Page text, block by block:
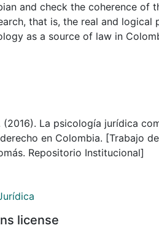
and check the coherence of
that is, the real and logical
as a source of law in
(2016). La psicología jurídica
en Colombia. [Trabajo
Repositorio Institucional]
license